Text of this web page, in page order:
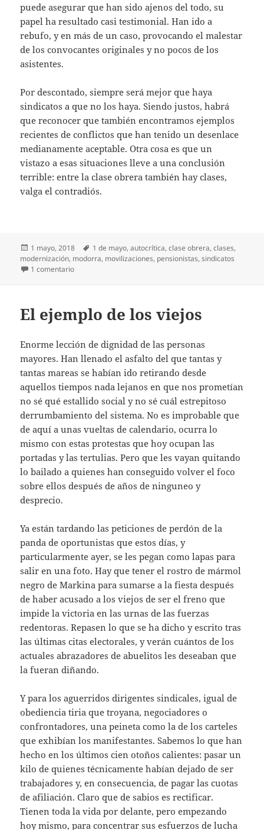
puede asegurar que han sido ajenos del todo, su
papel ha resultado casi testimonial. Han ido a
rebufo, y en más de un caso, provocando el malestar
de los convocantes originales y no pocos de los
asistentes.
Por descontado, siempre será mejor que haya
sindicatos a que no los haya. Siendo justos, habrá
que reconocer que también encontramos ejemplos
recientes de conflictos que han tenido un desenlace
medianamente aceptable. Otra cosa es que un
vistazo a esas situaciones lleve a una conclusión
terrible: entre la clase obrera también hay clases,
valga el contradiós.
Publicado
el
1 mayo, 2018 Etiquetas
1 de mayo,autocrítica,clase obrera,clases,
modernización, modorra, movilizaciones, pensionistas,sindicatos
1 comentarioen Modorra sindical
El ejemplo de los viejos
Enorme lección de dignidad de las personas
mayores. Han llenado el asfalto del que tantas y
tantas mareas se habían ido retirando desde
aquellos tiempos nada lejanos en que nos prometían
no sé qué estallido social y no sé cuál estrepitoso
derrumbamiento del sistema. No es improbable que
de aquí a unas vueltas de calendario, ocurra lo
mismo con estas protestas que hoy ocupan las
portadas y las tertulias. Pero que les vayan quitando
lo bailado a quienes han conseguido volver el foco
sobre ellos después de años de ninguneo y
desprecio.
Ya están tardando las peticiones de perdón de la
panda de oportunistas que estos días, y
particularmente ayer, se les pegan como lapas para
salir en una foto. Hay que tener el rostro de mármol
negro de Markina para sumarse a la fiesta después
de haber acusado a los viejos de ser el freno que
impide la victoria en las urnas de las fuerzas
redentoras. Repasen lo que se ha dicho y escrito tras
las últimas citas electorales, y verán cuántos de los
actuales abrazadores de abuelitos les deseaban que
la fueran diñando.
Y para los aguerridos dirigentes sindicales, igual de
obediencia tiria que troyana, negociadores o
confrontadores, una peineta como la de los carteles
que exhibían los manifestantes. Sabemos lo que han
hecho en los últimos cien otoños calientes: pasar un
kilo de quienes técnicamente habían dejado de ser
trabajadores y, en consecuencia, de pagar las cuotas
de afiliación. Claro que de sabios es rectificar.
Tienen toda la vida por delante, pero empezando
hoy mismo, para concentrar sus esfuerzos de lucha